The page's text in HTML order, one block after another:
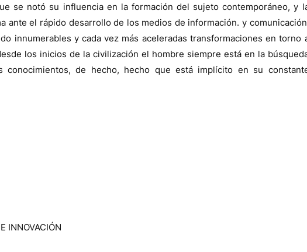
se notó su influencia en la formación del sujeto contemporáneo, y
ante el rápido desarrollo de los medios de información. y
innumerables y cada vez más aceleradas transformaciones en torno
los inicios de la civilización el hombre siempre está en la
conocimientos, de hecho, hecho que está implícito en su
INNOVACIÓN